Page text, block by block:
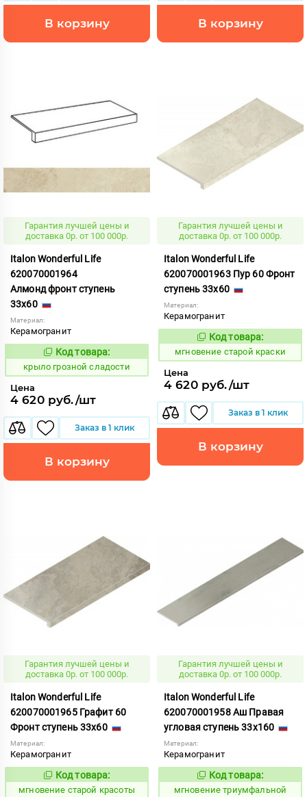
В корзину В корзину
Гарантия лучшей цены и
доставка 0р. от 100 000р.
Italon Wonderful Life
620070001964
Алмонд фронт ступень
33x60
Материал:
Керамогранит
830970
Код товара:
крыло грозной сладости
Цена
4 620 руб./шт
Заказ в 1 клик
В корзину
Гарантия лучшей цены и
доставка 0р. от 100 000р.
Italon Wonderful Life
620070001963 Пур 60 Фронт
ступень 33x60
Материал:
Керамогранит
949664
Код товара:
мгновение старой краски
Цена
4 620 руб./шт
Заказ в 1 клик
В корзину
Гарантия лучшей цены и
доставка 0р. от 100 000р.
Italon Wonderful Life
620070001965 Графит 60
Фронт ступень 33x60
Материал:
Керамогранит
949665
Код товара:
мгновение старой красоты
Гарантия лучшей цены и
доставка 0р. от 100 000р.
Italon Wonderful Life
620070001958 Аш Правая
угловая ступень 33x160
Материал:
Керамогранит
950577
Код товара:
мгновение триумфальной